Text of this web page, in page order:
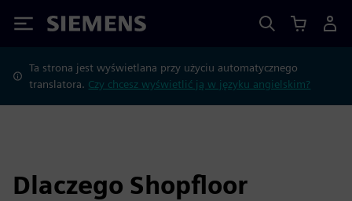
Siemens
Ta strona jest wyświetlana przy użyciu automatycznego
translatora. Czy chcesz wyświetlić ją w języku angielskim?
Dlaczego Shopfloor